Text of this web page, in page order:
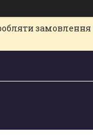
замовлення